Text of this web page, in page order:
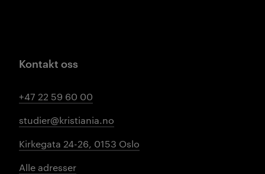
Kontakt oss
+47 22 59 60 00
studier@kristiania.no
Kirkegata 24-26, 0153 Oslo
Alle adresser